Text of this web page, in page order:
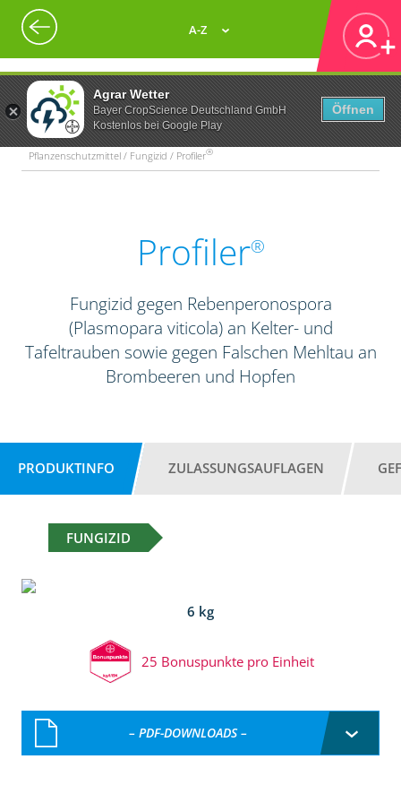
Agrar Wetter
Bayer CropScience Deutschland GmbH
Kostenlos bei Google Play
Öffnen
A-Z
Pflanzenschutzmittel / Fungizid / Profiler®
Profiler®
Fungizid gegen Rebenperonospora
(Plasmopara viticola) an Kelter- und
Tafeltrauben sowie gegen Falschen Mehltau an
Brombeeren und Hopfen
PRODUKTINFO ZULASSUNGSAUFLAGEN
FUNGIZID
6 kg
25 Bonuspunkte pro Einheit
– PDF-DOWNLOADS –